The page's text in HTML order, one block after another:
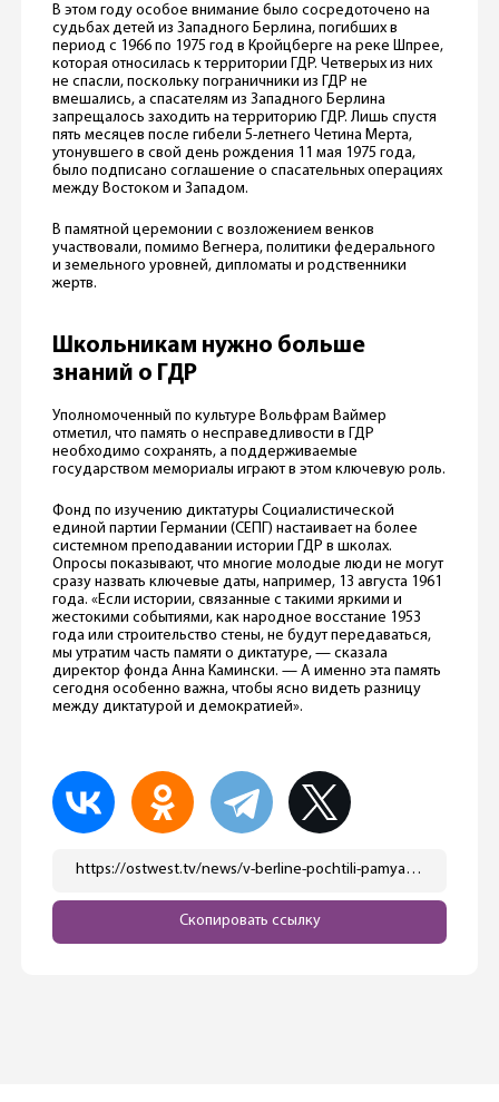
В этом году особое внимание было сосредоточено на
судьбах детей из Западного Берлина, погибших в
период с 1966 по 1975 год в Кройцберге на реке Шпрее,
которая относилась к территории ГДР. Четверых из них
не спасли, поскольку пограничники из ГДР не
вмешались, а спасателям из Западного Берлина
запрещалось заходить на территорию ГДР. Лишь спустя
пять месяцев после гибели 5-летнего Четина Мерта,
утонувшего в свой день рождения 11 мая 1975 года,
было подписано соглашение о спасательных операциях
между Востоком и Западом.
В памятной церемонии с возложением венков
участвовали, помимо Вегнера, политики федерального
и земельного уровней, дипломаты и родственники
жертв.
Школьникам нужно больше
знаний о ГДР
Уполномоченный по культуре Вольфрам Ваймер
отметил, что память о несправедливости в ГДР
необходимо сохранять, а поддерживаемые
государством мемориалы играют в этом ключевую роль.
Фонд по изучению диктатуры Социалистической
единой партии Германии (СЕПГ) настаивает на более
системном преподавании истории ГДР в школах.
Опросы показывают, что многие молодые люди не могут
сразу назвать ключевые даты, например, 13 августа 1961
года. «Если истории, связанные с такими яркими и
жестокими событиями, как народное восстание 1953
года или строительство стены, не будут передаваться,
мы утратим часть памяти о диктатуре, — сказала
директор фонда Анна Камински. — А именно эта память
сегодня особенно важна, чтобы ясно видеть разницу
между диктатурой и демократией».
https://ostwest.tv/news/v-berline-pochtili-pamyat-pogibshih-v-godovshhinu-stroitelstva-berlinskoj-steny/
Скопировать ссылку